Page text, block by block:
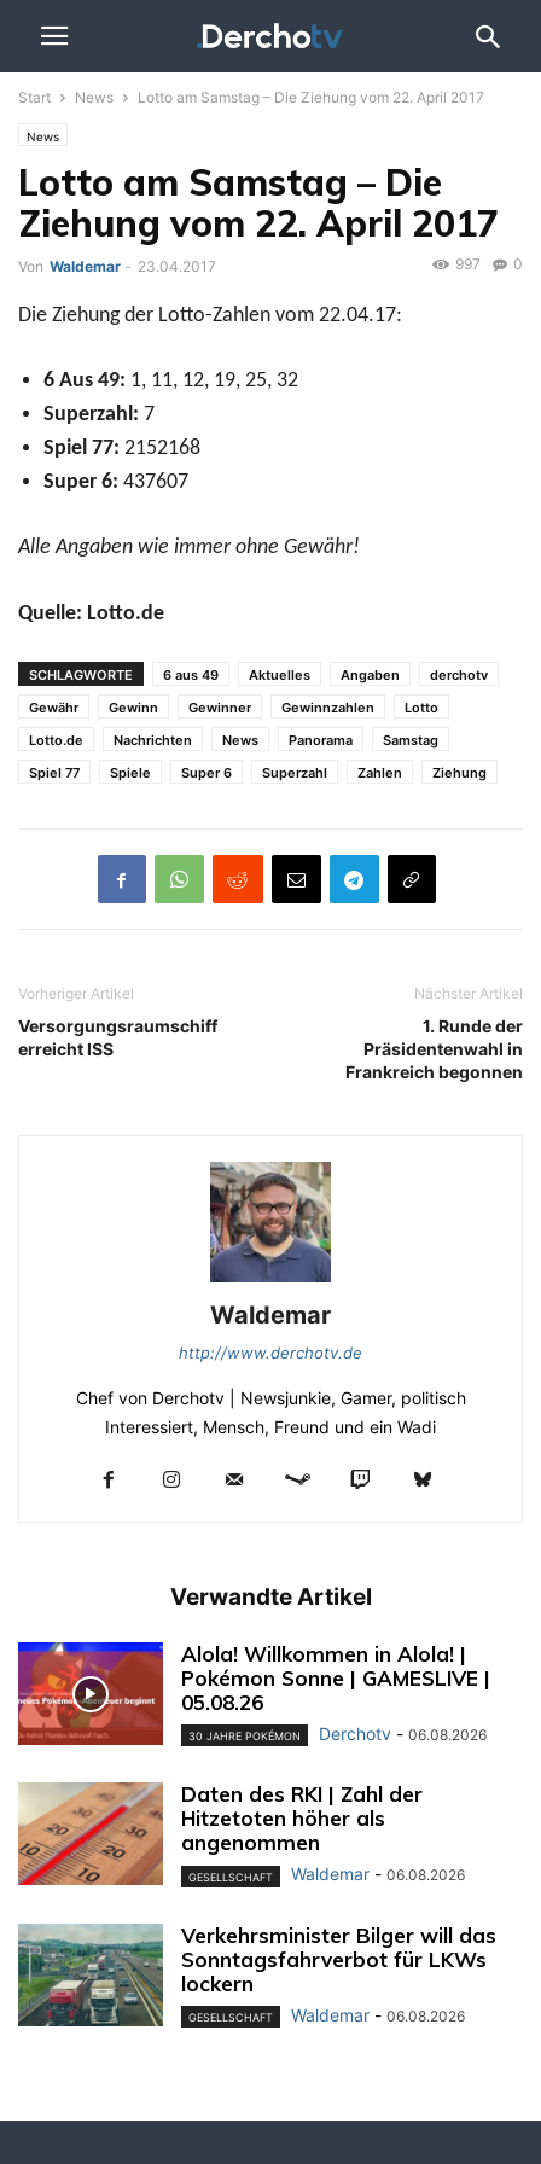
Start News Lotto am Samstag – Die Ziehung vom 22. April 2017
News
Lotto am Samstag – Die
Ziehung vom 22. April 2017
Von Waldemar - 23.04.2017 0
997
Die Ziehung der Lotto-Zahlen vom 22.04.17:
6 Aus 49: 1, 11, 12, 19, 25, 32
Superzahl: 7
Spiel 77: 2152168
Super 6: 437607
Alle Angaben wie immer ohne Gewähr!
Quelle: Lotto.de
SCHLAGWORTE 6 aus 49 Aktuelles Angaben
derchotv
Gewähr
Gewinn Gewinner Gewinnzahlen
Lotto
Lotto.de
Nachrichten News Panorama
Samstag
Spiel 77
Spiele Super 6 Superzahl Zahlen Ziehung
Vorheriger Artikel
Versorgungsraumschiff
erreicht ISS
Nächster Artikel
1. Runde der
Präsidentenwahl in
Frankreich begonnen
Waldemar
http://www.derchotv.de
Chef von Derchotv | Newsjunkie, Gamer, politisch
Interessiert, Mensch, Freund und ein Wadi
Verwandte Artikel
Alola! Willkommen in Alola! |
Pokémon Sonne | GAMESLIVE |
05.08.26
30 JAHRE POKÉMON Derchotv - 06.08.2026
Daten des RKI | Zahl der
Hitzetoten höher als
angenommen
GESELLSCHAFT Waldemar - 06.08.2026
Verkehrsminister Bilger will das
Sonntagsfahrverbot für LKWs
lockern
GESELLSCHAFT Waldemar - 06.08.2026